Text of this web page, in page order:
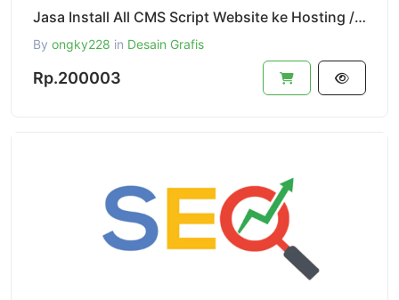
Jasa Install All CMS Script Website ke Hosting / VPS / Dedicated Server
By ongky228 in Desain Grafis
Rp.200003